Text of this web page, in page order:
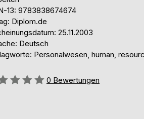
13: 9783838674674
Diplom.de
25.11.2003
Deutsch
Personalwesen, human,
0 Bewertungen